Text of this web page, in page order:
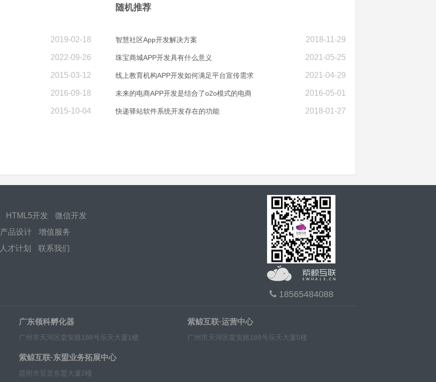
2019-02-18
2022-09-26
2015-03-12
2016-09-18
2015-10-04
随机推荐
2018-11-29
智慧社区App开发解决方案
2021-05-25
珠宝商城APP开发具有什么意义
2021-04-29
线上教育机构APP开发如何满足平台宣传需求
2016-05-01
未来的电商APP开发是结合了o2o模式的电商
2018-01-27
快递驿站软件系统开发存在的功能
HTML5开发 微信开发
产品设计 增值服务
人才计划 联系我们
18565484088
广东领科孵化器
广州市天河区棠安路188号乐天大厦1楼
紫鲸互联·运营中心
广州市天河区棠安路188号乐天大厦5楼
紫鲸互联·东盟业务拓展中心
昆明市呈贡东盟大厦2楼